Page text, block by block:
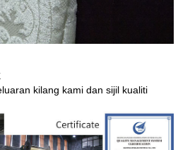
kilang kami dan sijil kualiti